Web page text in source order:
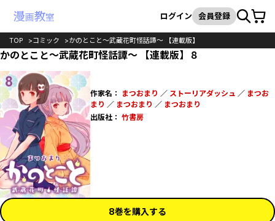
検索
ログイン 会員登録カート
TOP コミック かのとこと～武蔵花町怪話譚～ 【連載版】
かのとこと～武蔵花町怪話譚～ 【連載版】８
作家名： まつおまり ／ ストーリアダッシュ ／ まつお
まり ／ まつおまり ／ まつおまり
出版社： 竹書房
8巻を購入する